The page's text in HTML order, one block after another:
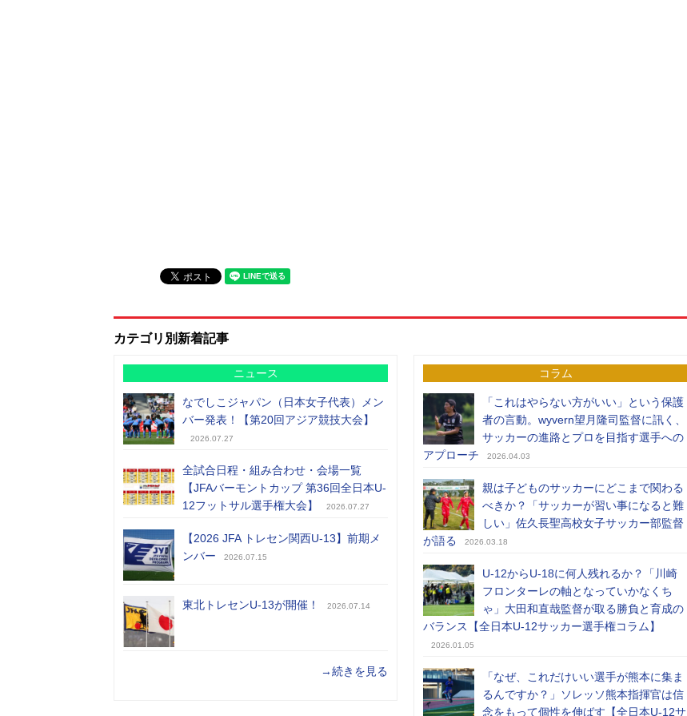
カテゴリ別新着記事
ニュース
なでしこジャパン（日本女子代表）メン
バー発表！【第20回アジア競技大会】
2026.07.27
全試合日程・組み合わせ・会場一覧
【JFAバーモントカップ 第36回全日本U-
12フットサル選手権大会】
2026.07.27
【2026 JFA トレセン関西U-13】前期メ
ンバー
2026.07.15
東北トレセンU-13が開催！ 2026.07.14
→続きを見る
コラム
「これはやらない方がいい」という保護
者の言動。wyvern望月隆司監督に訊く、
サッカーの進路とプロを目指す選手への
アプローチ
2026.04.03
親は子どものサッカーにどこまで関わる
べきか？「サッカーが習い事になると難
しい」佐久長聖高校女子サッカー部監督
が語る
2026.03.18
U-12からU-18に何人残れるか？「川崎
フロンターレの軸となっていかなくち
ゃ」大田和直哉監督が取る勝負と育成の
バランス【全日本U-12サッカー選手権コラム】
2026.01.05
「なぜ、これだけいい選手が熊本に集ま
るんですか？」ソレッソ熊本指揮官は信
念をもって個性を伸ばす【全日本U-12サ